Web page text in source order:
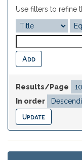
Use filters to refine
Results/Page
In order